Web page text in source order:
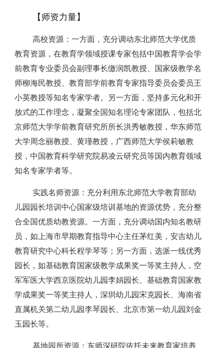
【师资力量】
高校资源： 一方面，充分调动东北师范大学优质
教育资源，在教育学领域授课专家包括中国教育学会学
前教育专业委员会副理事长缴润凯教授、国家级教学名
师柳海民教授、教育部学前教育专家指导委员会委员王
小英教授等知名专家学者。另一方面，坚持多元化和开
放式的工作理念，凝聚全国知名理论专家团队，包括北
京师范大学学前教育研究所所长洪秀敏教授，华东师范
大学周念丽教授、黄瑾教授，广西师范大学侯莉敏教
授，中国教育科学研究院易凌云研究员等国内教育领域
知名专家学者等。
实践名师资源 ：充分利用东北师范大学教育部幼
儿园园长培训中心国家级培训基地的资源优势，充分整
合全国优质幼教资源。一方面，充分调动国内知名教研
员，如上海市早期教育指导中心主任茅红美，安吉幼儿
教育研究中心科长程学琴等；另一方面，选派一线优秀
园长，如基础教育国家级教学成果奖一等奖主持人，空
军军医大学西京医院幼儿园李娟园长、基础教育国家教
学成果奖一等奖主持人，深圳幼儿园宋克园长、海南省
直属机关第二幼儿园李琴园长、北京市第一幼儿园刘金
玉园长等。
基地园所资源： 东师深研院依托未来教育家培养